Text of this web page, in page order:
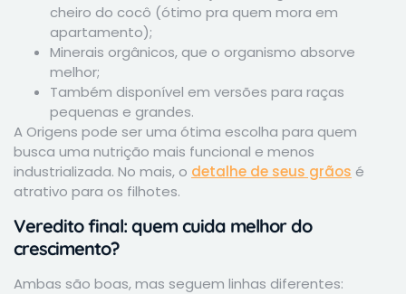
cheiro do cocô (ótimo pra quem mora em
apartamento);
Minerais orgânicos, que o organismo absorve
melhor;
Também disponível em versões para raças
pequenas e grandes.
A Origens pode ser uma ótima escolha para quem
busca uma nutrição mais funcional e menos
industrializada. No mais, o detalhe de seus grãos é
atrativo para os filhotes.
Veredito final: quem cuida melhor do
crescimento?
Ambas são boas, mas seguem linhas diferentes: